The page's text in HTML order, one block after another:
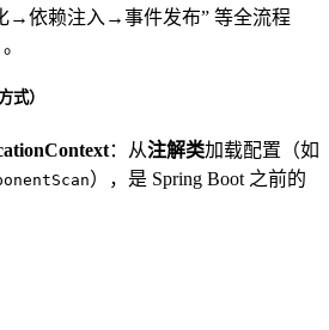
→依赖注入→事件发布” 等全流程
式）
：从注解类加载配置（如
），是 Spring Boot 之前的